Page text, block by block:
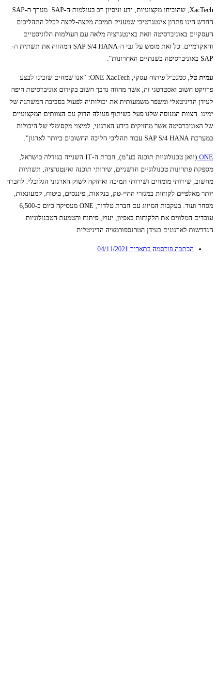
XacTech, שהוכיחו מקצועיות, ידע וניסיון רב בעולמות ה-SAP. מערך ה-SAP
החדש הינו פתרון אינטגרטיבי שמעניק תמיכה מקצה-לקצה לכלל התהליכים
העסקיים באוניברסיטה וזאת באינטגרציה מלאה עם העולמות הלוגיסטיים
והאקדמיים. כל זאת מומש על גבי ה-SAP S/4 HANA המהווה את תשתית ה-
SAP באוניברסיטה בשנתיים האחרונות".
עמית טל
, סמנכ״ל פיתוח עסקי, ONE XacTech: "אנו שמחים שזכינו לבצע
פרויקט חשוב ואסטרטגי זה, אשר מהווה נדבך חשוב בקידום אוניברסיטת חיפה
לעידן הדיגיטאלי ומשפר משמעותית את יכולותיה לפעול בסביבה המשתנה של
ימינו. הצוות המנוסה שלנו פעל בשיתוף פעולה הדוק עם הצוותים המקצועיים
של האוניברסיטה אשר מחזיקים בידע הארגוני, למיצוי מקסימלי של היכולות
במערכת SAP S/4 HANA עבור תהליכי הליבה החשובים ביותר לארגון".
ONE
(וואן טכנולוגיות תוכנה בע"מ), חברת ה-IT השנייה בגודלה בישראל,
מספקת פתרונות טכנולוגיים חדשניים, שירותי תוכנה ואינטגרציה, תשתיות
מחשוב, שירותי מומחים ושירותי תמיכה ואחזקה לשוק הארגוני הגלובלי. לחברה
יותר מאלפיים לקוחות במגזרי ההיי-טק, בנקאות, פיננסים, ביטוח, קמעונאות,
מסחר ועוד. בעקבות המיזוג עם חברת טלדור, ONE מעסיקה כיום כ-6,500
עובדים המלווים את הלקוחות באפיון, יעוץ, פיתוח והטמעת הטכנולוגיות
הנדרשות לארגונים בעידן הטרנספורמציה הדיגיטלית.
הכתבה פורסמה בתאריך 04/11/2021